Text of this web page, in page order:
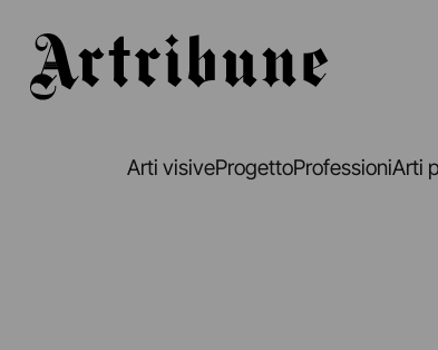
Arti visiveProgettoProfessioniArti